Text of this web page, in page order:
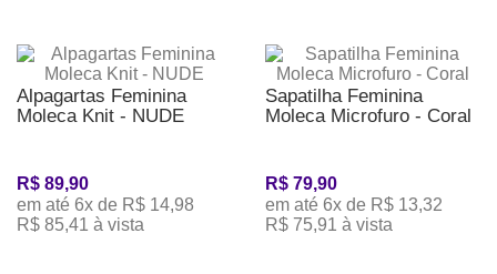
Alpagartas Feminina
Moleca Knit - NUDE
R$ 89,90
em até 6x de R$ 14,98
R$ 85,41 à vista
Sapatilha Feminina
Moleca Microfuro - Coral
R$ 79,90
em até 6x de R$ 13,32
R$ 75,91 à vista